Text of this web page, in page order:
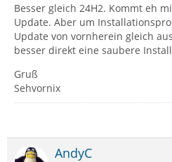
Besser gleich 24H2. Kommt eh
Update. Aber um
Update von vornherein gleich
besser direkt eine saubere
Gruß
Sehvornix
AndyC